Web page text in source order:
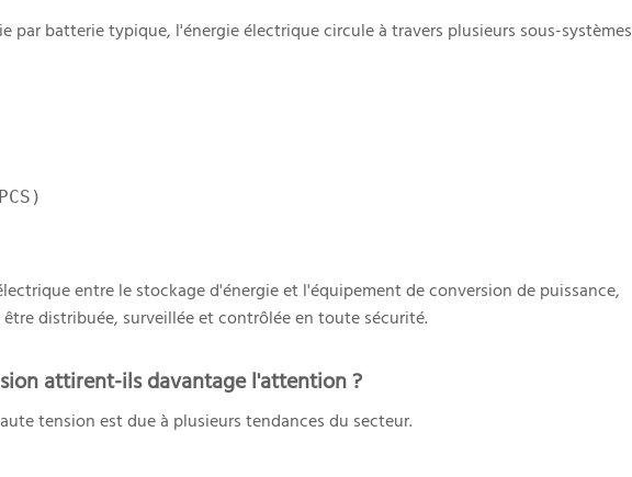
par batterie typique, l'énergie électrique circule à travers plusieurs sous-systèmes
entre le stockage d'énergie et l'équipement de conversion de puissance,
distribuée, surveillée et contrôlée en toute sécurité.
attirent-ils davantage l'attention ?
tension est due à plusieurs tendances du secteur.